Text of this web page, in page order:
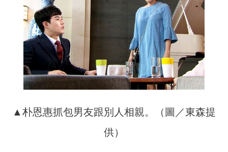
▲朴恩惠抓包男友跟別人相親。（圖／東森提
供）